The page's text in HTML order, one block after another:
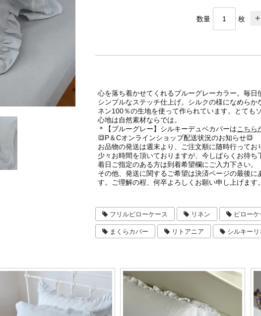
数量 枚
心を落ち着かせてくれるブルーグレーカラー。毎日
シンプルなステッチ仕上げ。シルクの様になめらか
ネン100％の生地を使って作られています。とても
心地は自然素材ならでは。
＊【ブルーグレー】シルキーデュベカバーはこちら
🔳P＆Cオンラインショップ配送状況のお知らせ🔳
お品物の発送は週末より、ご注文順に随時行ってお
少々お時間を頂いておりますが、今しばらくお待ち
着日ご指定のある方は到着希望欄にご入力下さい。
その他、発送に関するご希望は決済ページの最後に
す。ご理解の程、何卒よろしくお願い申し上げます。
フリルピローケース リネン ピローケ
まくらカバー リトアニア シルキーリ